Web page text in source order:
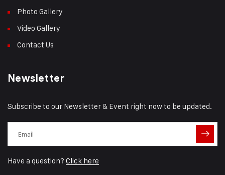
Photo Gallery
Video Gallery
Contact Us
Newsletter
Subscribe to our Newsletter & Event right now to be updated.
Have a question? Click here